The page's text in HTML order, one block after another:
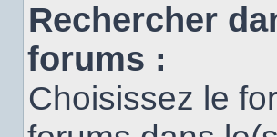
Rechercher
forums :
Choisissez le